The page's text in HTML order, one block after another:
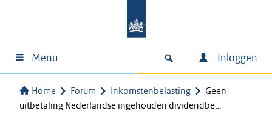
Menu Inloggen
Home Forum Inkomstenbelasting
Geen
uitbetaling Nederlandse ingehouden dividendbe…